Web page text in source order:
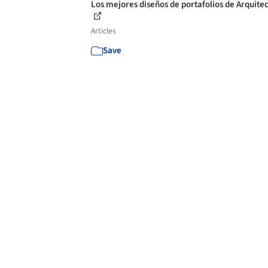
Los mejores diseños de portafolios de
Articles
Save